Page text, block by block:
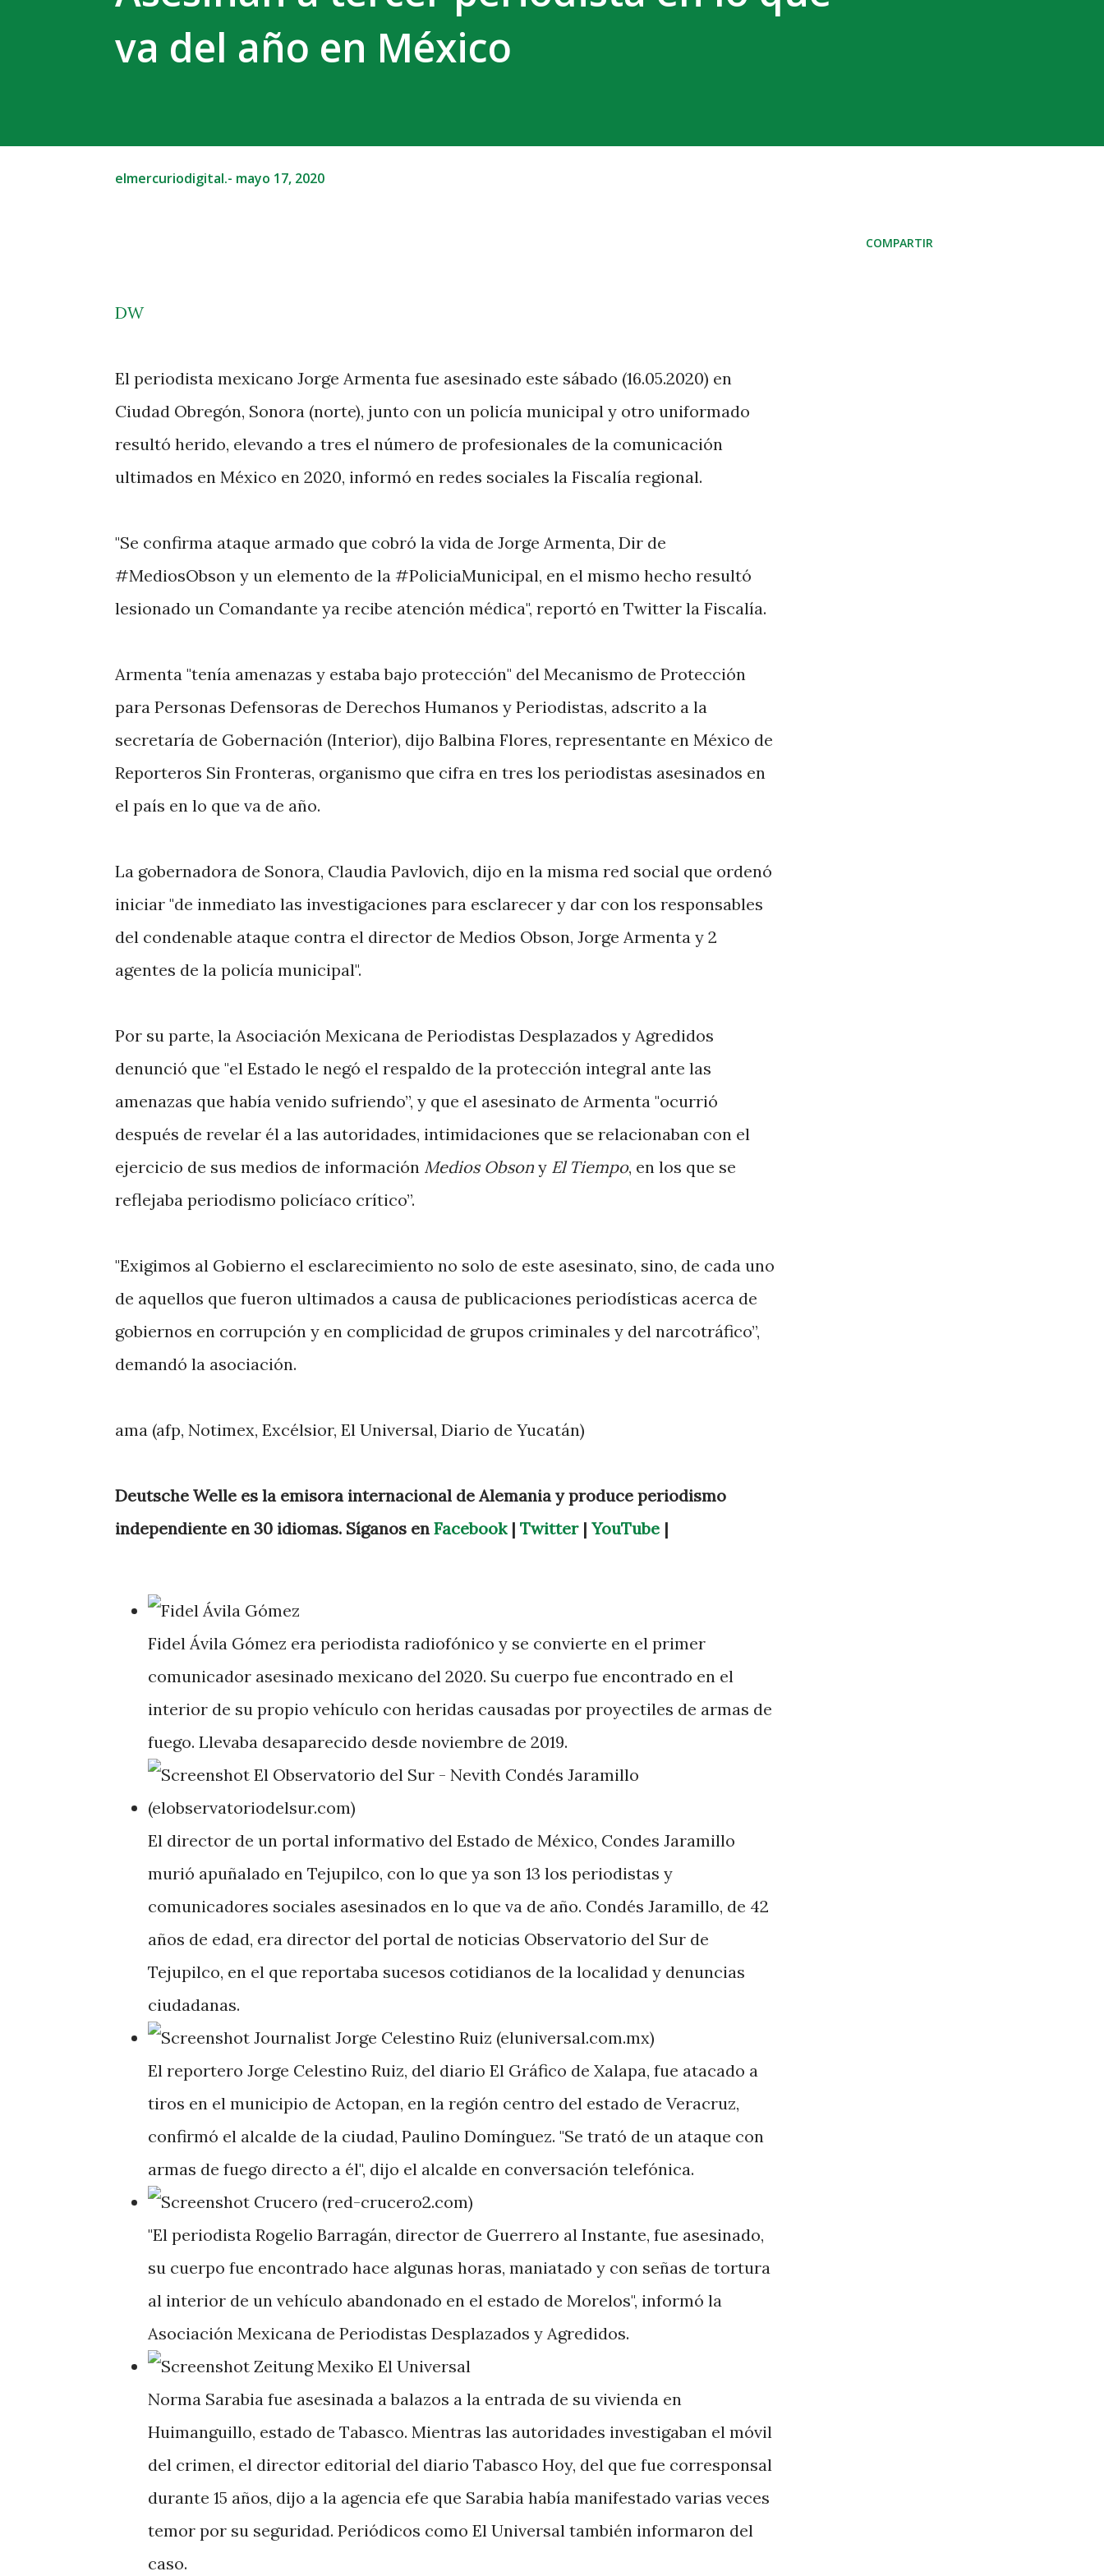
va del año en México
elmercuriodigital.- mayo 17, 2020
DW
El periodista mexicano Jorge Armenta fue asesinado este sábado (16.05.2020) en
Ciudad Obregón, Sonora (norte), junto con un policía municipal y otro uniformado
resultó herido, elevando a tres el número de profesionales de la comunicación
ultimados en México en 2020, informó en redes sociales la Fiscalía regional.
"Se confirma ataque armado que cobró la vida de Jorge Armenta, Dir de
#MediosObson y un elemento de la #PoliciaMunicipal, en el mismo hecho resultó
lesionado un Comandante ya recibe atención médica", reportó en Twitter la Fiscalía.
Armenta "tenía amenazas y estaba bajo protección" del Mecanismo de Protección
para Personas Defensoras de Derechos Humanos y Periodistas, adscrito a la
secretaría de Gobernación (Interior), dijo Balbina Flores, representante en México de
Reporteros Sin Fronteras, organismo que cifra en tres los periodistas asesinados en
el país en lo que va de año.
La gobernadora de Sonora, Claudia Pavlovich, dijo en la misma red social que ordenó
iniciar "de inmediato las investigaciones para esclarecer y dar con los responsables
del condenable ataque contra el director de Medios Obson, Jorge Armenta y 2
agentes de la policía municipal".
Por su parte, la Asociación Mexicana de Periodistas Desplazados y Agredidos
denunció que "el Estado le negó el respaldo de la protección integral ante las
amenazas que había venido sufriendo”, y que el asesinato de Armenta "ocurrió
después de revelar él a las autoridades, intimidaciones que se relacionaban con el
ejercicio de sus medios de información Medios Obson y El Tiempo, en los que se
reflejaba periodismo policíaco crítico”.
"Exigimos al Gobierno el esclarecimiento no solo de este asesinato, sino, de cada uno
de aquellos que fueron ultimados a causa de publicaciones periodísticas acerca de
gobiernos en corrupción y en complicidad de grupos criminales y del narcotráfico”,
demandó la asociación.
ama (afp, Notimex, Excélsior, El Universal, Diario de Yucatán)
Deutsche Welle es la emisora internacional de Alemania y produce periodismo
independiente en 30 idiomas. Síganos en Facebook| Twitter| YouTube |
Fidel Ávila Gómez era periodista radiofónico y se convierte en el primer
comunicador asesinado mexicano del 2020. Su cuerpo fue encontrado en el
interior de su propio vehículo con heridas causadas por proyectiles de armas de
fuego. Llevaba desaparecido desde noviembre de 2019.
El director de un portal informativo del Estado de México, Condes Jaramillo
murió apuñalado en Tejupilco, con lo que ya son 13 los periodistas y
comunicadores sociales asesinados en lo que va de año. Condés Jaramillo, de 42
años de edad, era director del portal de noticias Observatorio del Sur de
Tejupilco, en el que reportaba sucesos cotidianos de la localidad y denuncias
ciudadanas.
El reportero Jorge Celestino Ruiz, del diario El Gráfico de Xalapa, fue atacado a
tiros en el municipio de Actopan, en la región centro del estado de Veracruz,
confirmó el alcalde de la ciudad, Paulino Domínguez. "Se trató de un ataque con
armas de fuego directo a él", dijo el alcalde en conversación telefónica.
"El periodista Rogelio Barragán, director de Guerrero al Instante, fue asesinado,
su cuerpo fue encontrado hace algunas horas, maniatado y con señas de tortura
al interior de un vehículo abandonado en el estado de Morelos", informó la
Asociación Mexicana de Periodistas Desplazados y Agredidos.
Norma Sarabia fue asesinada a balazos a la entrada de su vivienda en
Huimanguillo, estado de Tabasco. Mientras las autoridades investigaban el móvil
del crimen, el director editorial del diario Tabasco Hoy, del que fue corresponsal
durante 15 años, dijo a la agencia efe que Sarabia había manifestado varias veces
temor por su seguridad. Periódicos como El Universal también informaron del
caso.
COMPARTIR